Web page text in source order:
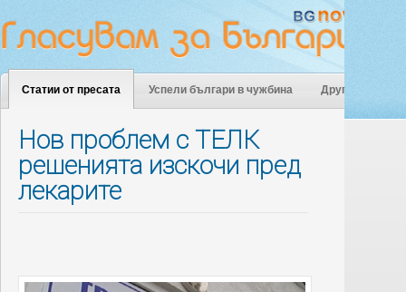
Статии от пресата Успели българи в чужбина Други
Нов проблем с ТЕЛК
решенията изскочи пред
лекарите